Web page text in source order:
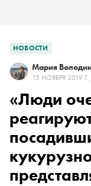
НОВОСТИ
Мария
15 НОЯБРЯ 2019
«Люди